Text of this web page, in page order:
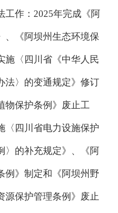
工作： 2025年完成《阿
、《阿坝州生态环境保
施〈四川省《中华人民
法〉的变通规定》修订
物保护条例》废止工
〈四川省电力设施保护
的补充规定》 、《阿
》 制定和《阿坝州野
保护管理条例》 废止